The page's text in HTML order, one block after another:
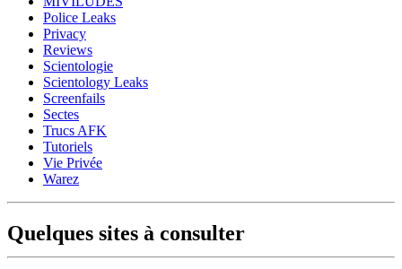
Police Leaks
Privacy
Reviews
Scientologie
Scientology Leaks
Screenfails
Sectes
Trucs AFK
Tutoriels
Vie Privée
Warez
Quelques sites à consulter